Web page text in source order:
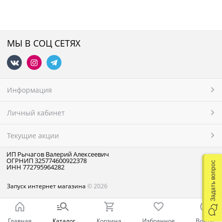
МЫ В СОЦ СЕТЯХ
Информация
Личный кабинет
Текущие акции
ИП Рычагов Валерий Алексеевич
ОГРНИП 325774600922378
ИНН 772795964282
Запуск интернет магазина © 2026 Задать вопрос